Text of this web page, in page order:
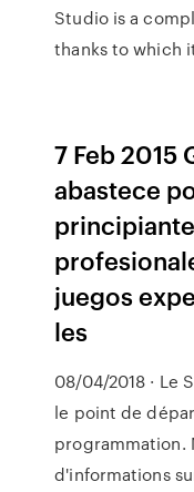
Studio is a
thanks to which
7 Feb 2015
abastece
juegos
les
08/04/2018 · Le
le point de
programmation.
d'informations